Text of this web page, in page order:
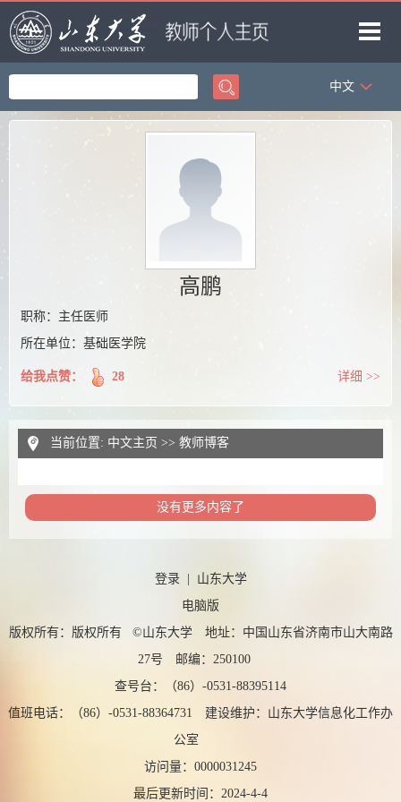
首页
中文
高鹏
职称：主任医师
所在单位：基础医学院
给我点赞： 28 详细 >>
当前位置: 中文主页 >> 教师博客
没有更多内容了
登录| 山东大学
电脑版
版权所有：版权所有 ©山东大学 地址：中国山东省济南市山大南路
27号 邮编：250100
查号台：（86）-0531-88395114
值班电话：（86）-0531-88364731 建设维护：山东大学信息化工作办
公室
访问量： 0000031245
最后更新时间： 2024-4-4